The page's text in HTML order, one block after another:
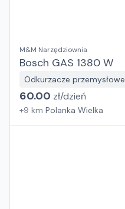
M&M Narzędziownia
Bosch GAS 1380 W
Odkurzacze przemysłowe
60.00 zł/dzień
+9 km Polanka Wielka